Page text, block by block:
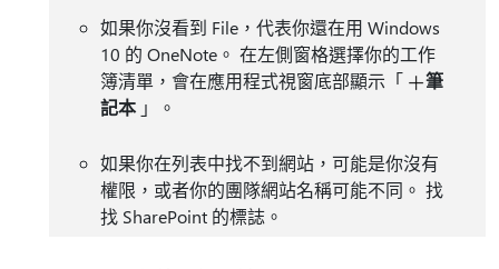
如果你沒看到 File，代表你還在用 Windows
10 的 OneNote。 在左側窗格選擇你的工作
簿清單，會在應用程式視窗底部顯示「
筆
記本」。
如果你在列表中找不到網站，可能是你沒有
權限，或者你的團隊網站名稱可能不同。 找
找 SharePoint 的標誌。